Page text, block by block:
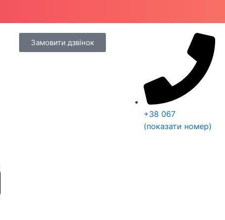
Menu
Замовити дзвінок
+38 067
(показати номер)